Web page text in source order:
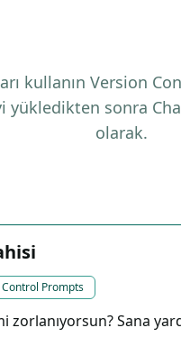
kullanın Version
yükledikten sonra
olarak.
Prompts
zorlanıyorsun? Sana